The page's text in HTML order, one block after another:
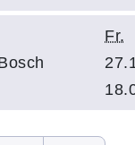
Fr.